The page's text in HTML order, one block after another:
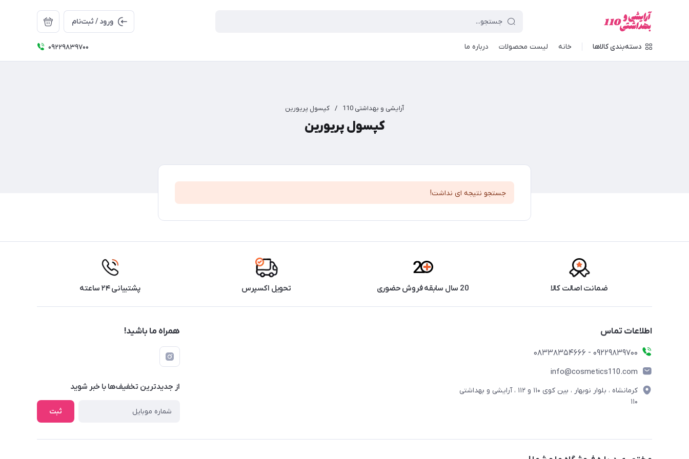
ورود / ثبت‌نام
دسته‌بندی کالاها خانه لیست محصولات درباره ما 09229839700
آرایشی و بهداشتی 110 / کپسول پریورین
کپسول پریورین
جستجو نتیجه ای نداشت!
ضمانت اصالت کالا 20 سال سابقه فروش حضوری تحویل اکسپرس پشتیبانی ۲۴ ساعته
اطلاعات تماس
09229839700 - 08338354666
info@cosmetics110.com
کرمانشاه ، بلوار نوبهار ، بین کوی ۱۱۰ و ۱۱۲ ، آرایشی و بهداشتی
۱۱۰
همراه ما باشید!
از جدید‌ترین تخفیف‌ها با‌ خبر شوید
ثبت